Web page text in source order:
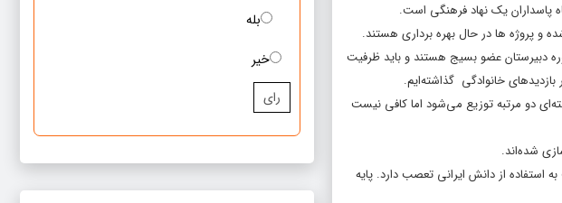
پاسداران یک نهاد فرهنگی است.
دانشجو معلم و پنج میلیون دانش آموز دوره دبیرستان عضو بسیج هستند و باید ظرفیت
دو مرتبه توزیع می‌شود اما کافی نیست
شده‌اند.
از دانش ایرانی تعصب دارد. پایه
بله
خیر
رای